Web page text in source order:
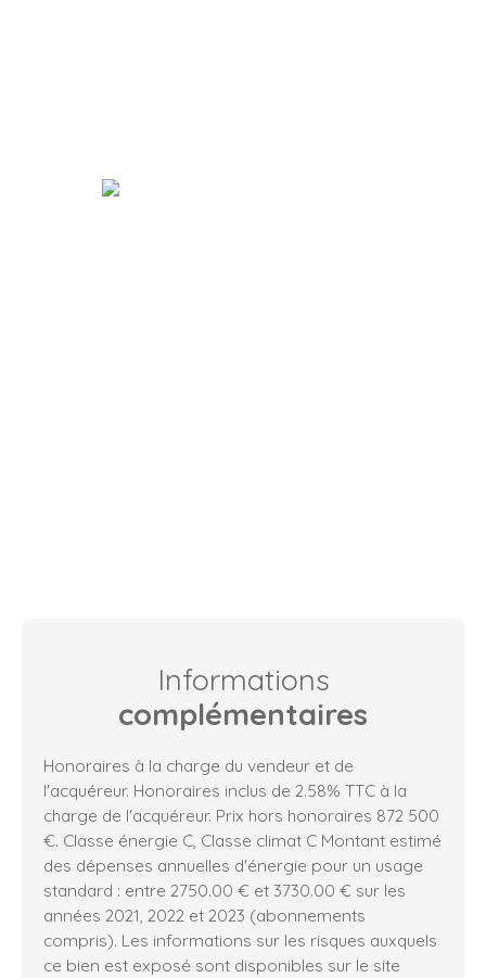
Informations
complémentaires
Honoraires à la charge du vendeur et de
l'acquéreur. Honoraires inclus de 2.58% TTC à la
charge de l'acquéreur. Prix hors honoraires 872 500
€. Classe énergie C, Classe climat C Montant estimé
des dépenses annuelles d'énergie pour un usage
standard : entre 2750.00 € et 3730.00 € sur les
années 2021, 2022 et 2023 (abonnements
compris). Les informations sur les risques auxquels
ce bien est exposé sont disponibles sur le site